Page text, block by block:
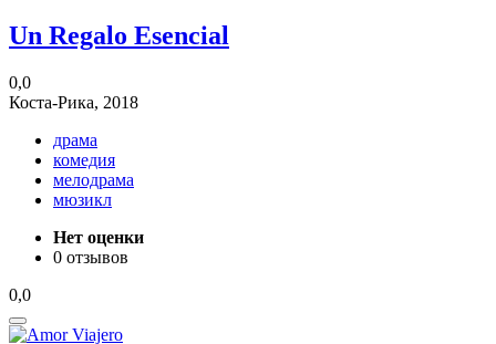
Un Regalo Esencial
0,0
Коста-Рика, 2018
драма
комедия
мелодрама
мюзикл
Нет оценки
0 отзывов
0,0